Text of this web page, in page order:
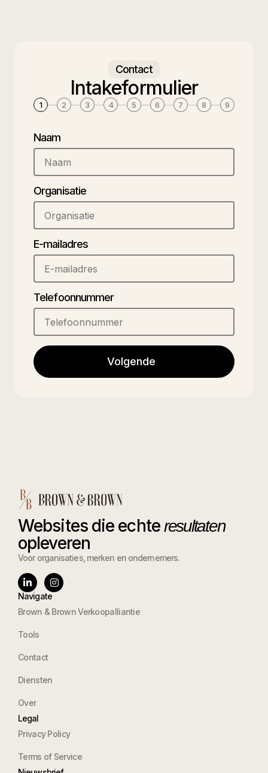
Contact
Intakeformulier
1 2 3 4 5 6 7 8 9
Naam
Organisatie
E-mailadres
Telefoonnummer
Volgende
Websites die echteresultaten
opleveren
Voor organisaties, merken en ondernemers.
Navigate
Brown & Brown Verkoopalliantie
Tools
Contact
Diensten
Over
Legal
Privacy Policy
Terms of Service